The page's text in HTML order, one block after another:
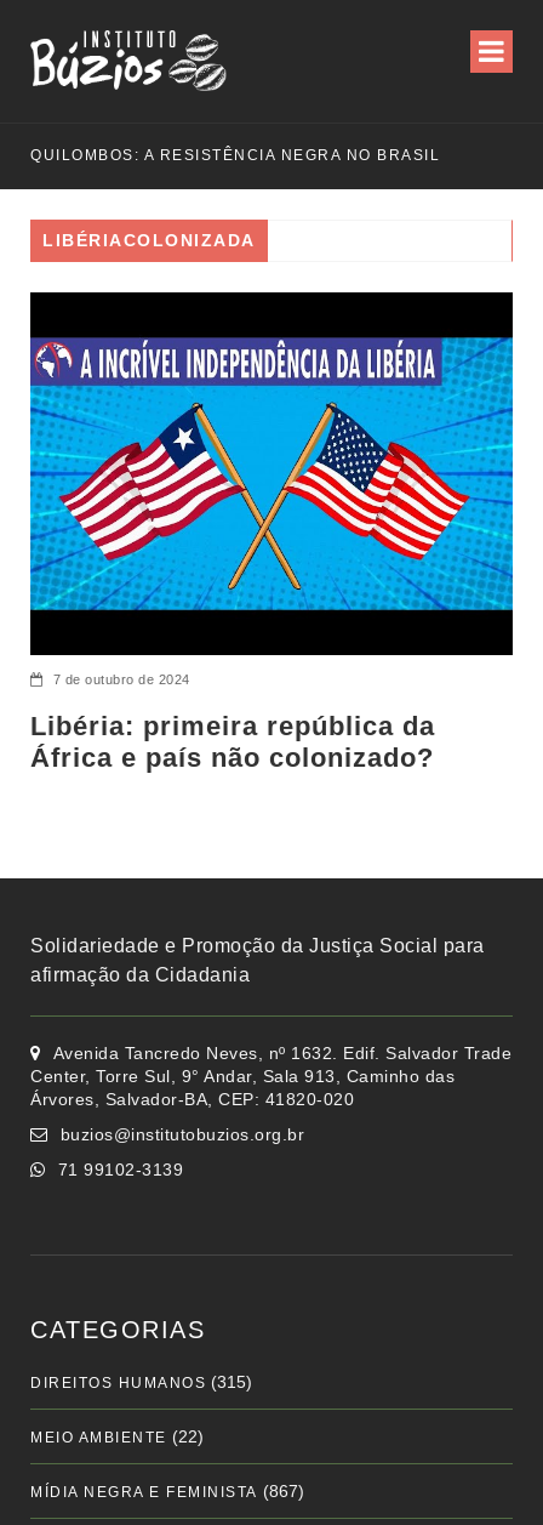
QUILOMBOS: A RESISTÊNCIA NEGRA NO BRASIL
LIBÉRIACOLONIZADA
7 de outubro de 2024
Libéria: primeira república da
África e país não colonizado?
Solidariedade e Promoção da Justiça Social para
afirmação da Cidadania
Avenida Tancredo Neves, nº 1632. Edif. Salvador Trade
Center, Torre Sul, 9° Andar, Sala 913, Caminho das
Árvores, Salvador-BA, CEP: 41820-020
buzios@institutobuzios.org.br
71 99102-3139
CATEGORIAS
DIREITOS HUMANOS (315)
MEIO AMBIENTE (22)
MÍDIA NEGRA E FEMINISTA (867)